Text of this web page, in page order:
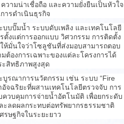
วามน่าเชื่อถือ และความยั่งยืนเป็นหัวใจ
ารดำเนินธุรกิจ
บปั๊มน้ำ ระบบดับเพลิง และเทคโนโลยี
งแต่การออกแบบ วิศวกรรม การติดตั้ง
ห้มั่นใจว่าโซลูชันที่ส่งมอบสามารถตอบ
องการเฉพาะของแต่ละโครงการได้
ะสิทธิภาพสูงสุด
รณาการนวัตกรรม เช่น ระบบ “Fire
จฉริยะที่ผสานเทคโนโลยีตรวจจับ การ
วบคุมการจ่ายน้ำอัตโนมัติ เพื่อยกระดับ
ลดผลกระทบต่อทรัพยากรธรรมชาติ
รษฐกิจในระยะยาว